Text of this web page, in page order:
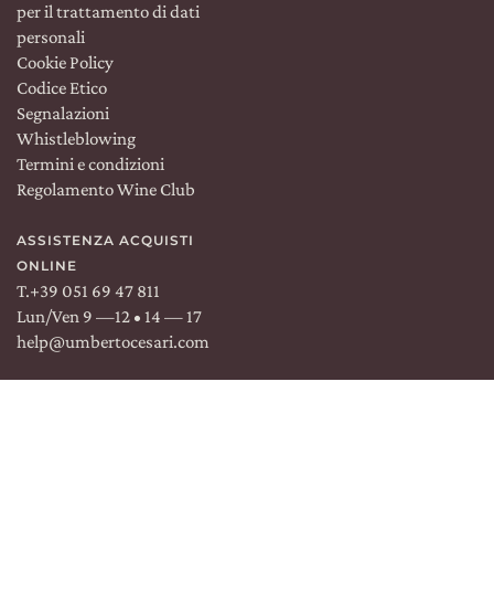
per il trattamento di dati
personali
Cookie Policy
Codice Etico
Segnalazioni
Whistleblowing
Termini e condizioni
Regolamento Wine Club
ASSISTENZA ACQUISTI
ONLINE
T.+39 051 69 47 811
Lun/Ven 9 —12 • 14 — 17
help@umbertocesari.com